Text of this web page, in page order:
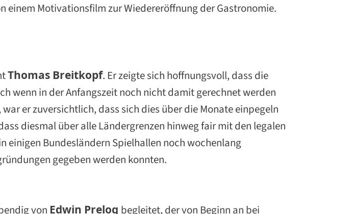
Motivationsfilm zur Wiedereröffnung der Gastronomie.
Thomas Breitkopf. Er zeigte sich hoffnungsvoll, dass die
wenn in der Anfangszeit noch nicht damit gerechnet werden
er zuversichtlich, dass sich dies über die Monate einpegeln
diesmal über alle Ländergrenzen hinweg fair mit den legalen
Bundesländern Spielhallen noch wochenlang
gegeben werden konnten.
von Edwin Prelog begleitet, der von Beginn an bei